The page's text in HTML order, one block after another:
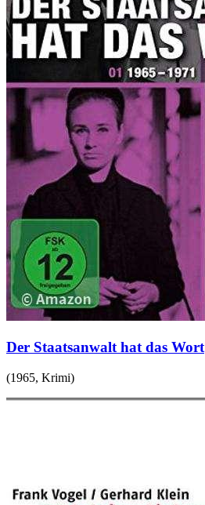
Der Staatsanwalt hat das Wort
(1965, Krimi)